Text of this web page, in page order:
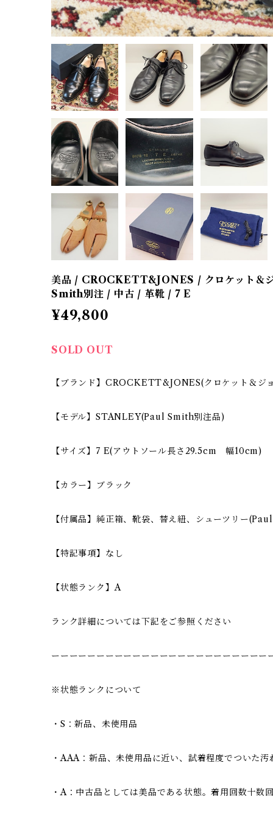
美品 / CROCKETT&JONES / クロケット＆
Smith別注 / 中古 / 革靴 / 7 E
¥49,800
SOLD OUT
【ブランド】CROCKETT&JONES(クロケット＆ジ
【モデル】STANLEY(Paul Smith別注品)
【サイズ】7 E(アウトソール長さ29.5cm 幅10cm)
【カラー】ブラック
【付属品】純正箱、靴袋、替え紐、シューツリー
【特記事項】なし
【状態ランク】A
ランク詳細については下記をご参照ください
ーーーーーーーーーーーーーーーーーーーーーーーー
※状態ランクについて
・S：新品、未使用品
・AAA：新品、未使用品に近い、試着程度でついた
・A：中古品としては美品である状態。着用回数十数